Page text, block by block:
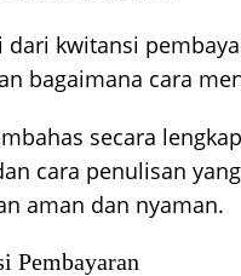
dari kwitansi
bagaimana cara
secara
cara penulisan
aman dan nyaman.
Pembayaran